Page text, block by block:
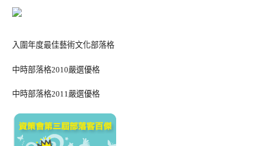
入圍年度最佳藝術文化部落格
中時部落格2010嚴選優格
中時部落格2011嚴選優格